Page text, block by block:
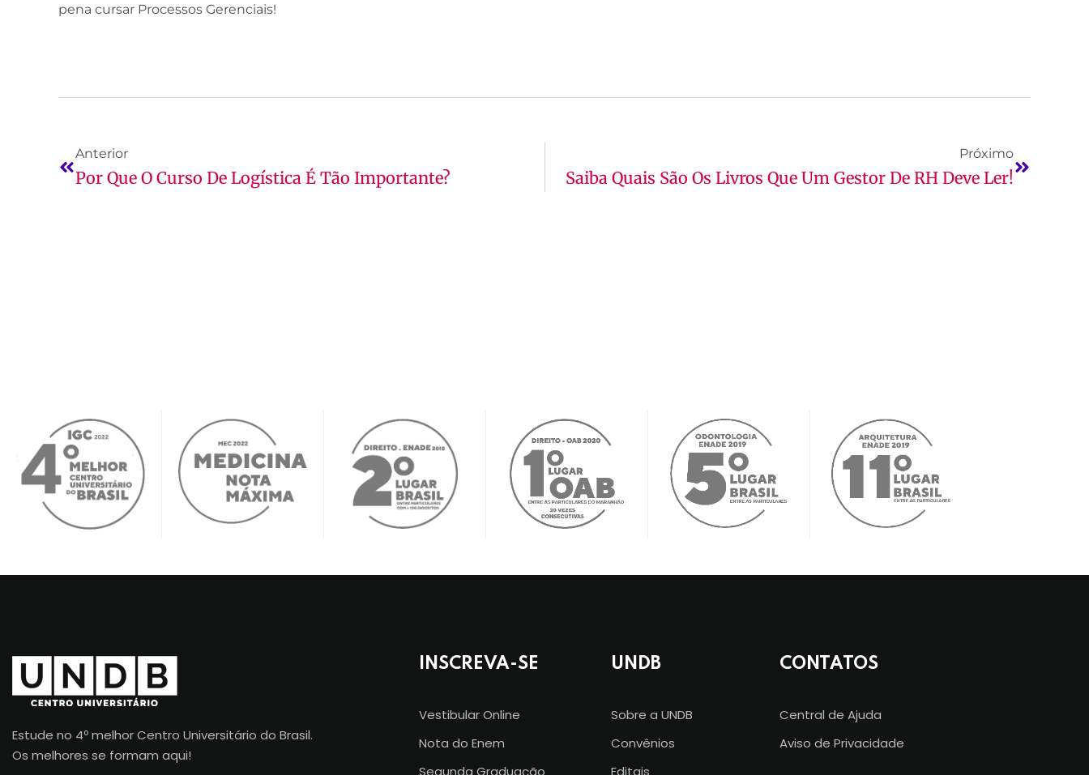
pena cursar Processos Gerenciais!
Anterior
Por Que O Curso De Logística É Tão Importante?
Próximo
Saiba Quais São Os Livros Que Um Gestor De RH Deve Ler!
Estude no 4º melhor Centro Universitário do Brasil.
Os melhores se formam aqui!
INSCREVA-SE
Vestibular Online
Nota do Enem
Segunda Graduação
UNDB
Sobre a UNDB
Convênios
Editais
CONTATOS
Central de Ajuda
Aviso de Privacidade